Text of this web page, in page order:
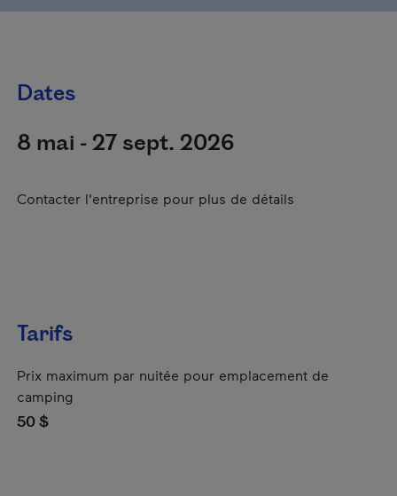
Dates
8 mai - 27 sept. 2026
Contacter l'entreprise pour plus de détails
Tarifs
Prix maximum par nuitée pour emplacement de
camping
50 $